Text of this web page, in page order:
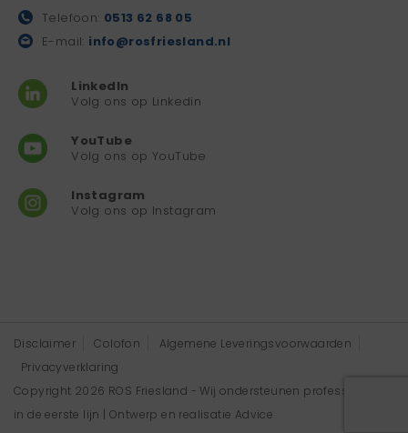
Telefoon: 0513 62 68 05
E-mail: info@rosfriesland.nl
LinkedIn
Volg ons op Linkedin
YouTube
Volg ons op YouTube
Instagram
Volg ons op Instagram
Disclaimer Colofon
Algemene Leveringsvoorwaarden
Privacyverklaring
Copyright 2026 ROS Friesland - Wij ondersteunen professionals
in de eerste lijn | Ontwerp en realisatie Advice